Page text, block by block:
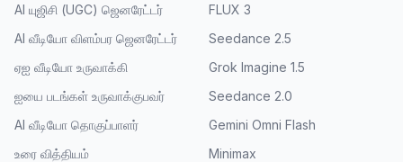
AI யுஜிசி (UGC) ஜெனரேட்டர்
AI வீடியோ விளம்பர ஜெனரேட்டர்
ஏஐ வீடியோ உருவாக்கி
ஐயை படங்கள் உருவாக்குபவர்
AI வீடியோ தொகுப்பாளர்
உரை வித்தியம்
FLUX 3
Seedance 2.5
Grok Imagine 1.5
Seedance 2.0
Gemini Omni Flash
Minimax